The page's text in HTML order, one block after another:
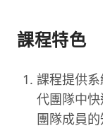
課程特色
課程提供
代團隊中
團隊成員